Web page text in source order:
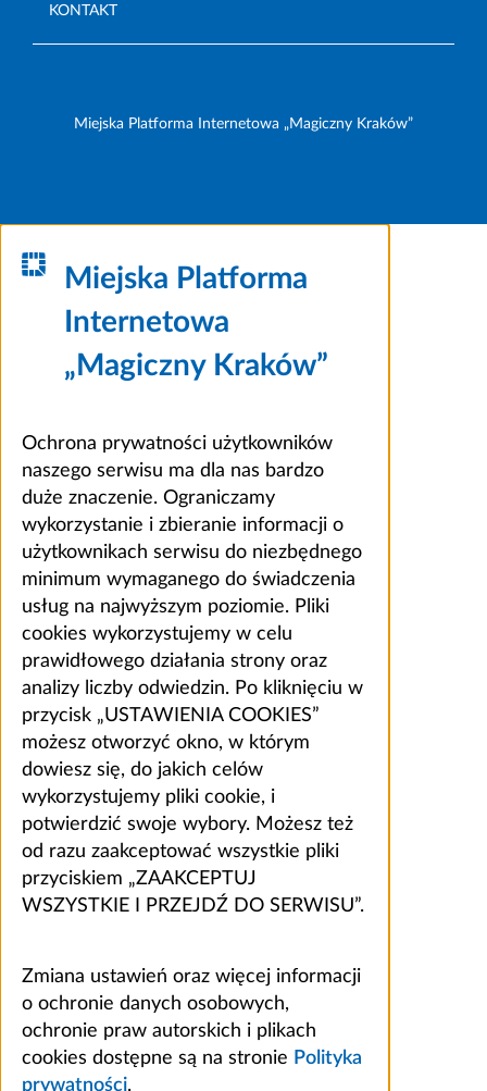
KONTAKT
Miejska Platforma Internetowa „Magiczny Kraków”
Miejska Platforma
Internetowa
„Magiczny Kraków”
Ochrona prywatności użytkowników
naszego serwisu ma dla nas bardzo
duże znaczenie. Ograniczamy
wykorzystanie i zbieranie informacji o
użytkownikach serwisu do niezbędnego
minimum wymaganego do świadczenia
usług na najwyższym poziomie. Pliki
cookies wykorzystujemy w celu
prawidłowego działania strony oraz
analizy liczby odwiedzin. Po kliknięciu w
przycisk „USTAWIENIA COOKIES”
możesz otworzyć okno, w którym
dowiesz się, do jakich celów
wykorzystujemy pliki cookie, i
potwierdzić swoje wybory. Możesz też
od razu zaakceptować wszystkie pliki
przyciskiem „ZAAKCEPTUJ
WSZYSTKIE I PRZEJDŹ DO SERWISU”.
Zmiana ustawień oraz więcej informacji
o ochronie danych osobowych,
ochronie praw autorskich i plikach
cookies dostępne są na stronie Polityka
prywatności.